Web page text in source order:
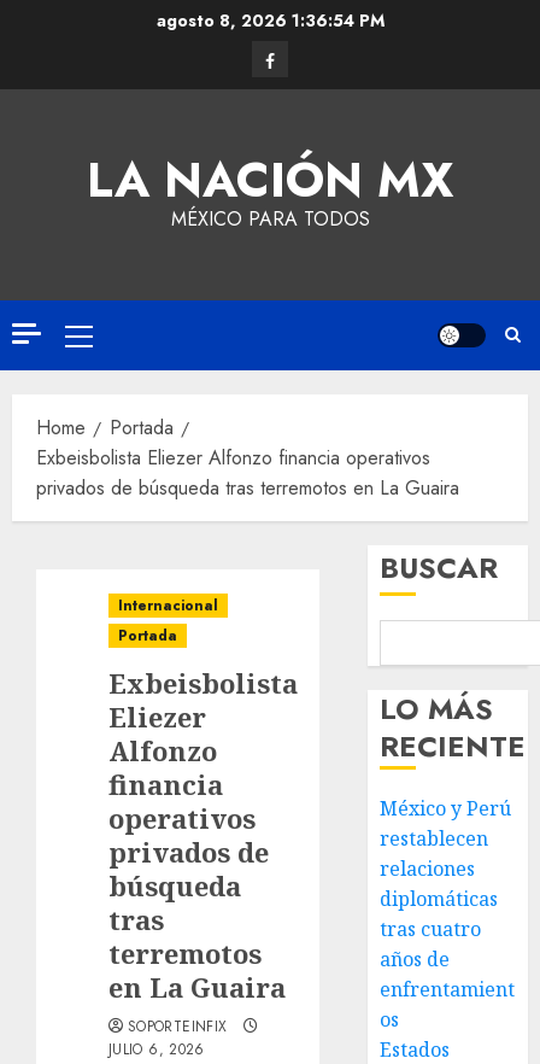
agosto 8, 2026 1:36:54 PM
LA NACIÓN MX
MÉXICO PARA TODOS
Home
Portada
Exbeisbolista Eliezer Alfonzo financia operativos
privados de búsqueda tras terremotos en La Guaira
Internacional
Portada
Exbeisbolista
Eliezer
Alfonzo
financia
operativos
privados de
búsqueda
tras
terremotos
en La Guaira
SOPORTEINFIX
JULIO 6, 2026
BUSCAR
LO MÁS
RECIENTE
México y Perú
restablecen
relaciones
diplomáticas
tras cuatro
años de
enfrentamient
os
Estados